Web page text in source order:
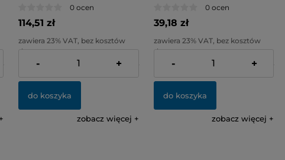
0 ocen
114,51 zł
zawiera 23% VAT, bez kosztów
dostawy
Cena netto:
93,10 zł
- +
do koszyka
zobacz więcej
0 ocen
39,18 zł
zawiera 23% VAT, bez kosztów
dostawy
Cena netto:
31,85 zł
- +
do koszyka
zobacz więcej